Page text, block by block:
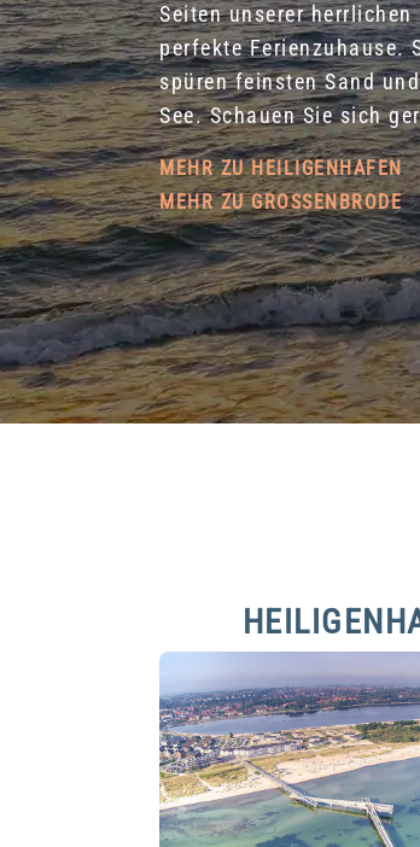
Seiten unserer
perfekte Ferienzuhause.
spüren feinsten Sand
See. Schauen Sie sich
MEHR ZU HEILIGENHAFEN
MEHR ZU GROSSENBRODE